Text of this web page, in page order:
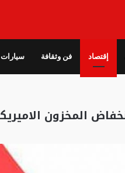
إقتصاد فن وثقافة سيارات